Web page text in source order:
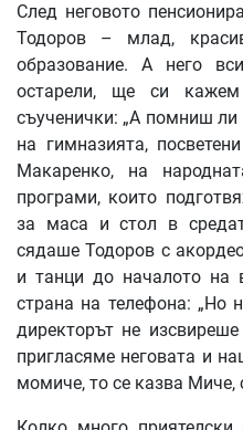
След неговото
Тодоров – млад,
образование. А него
остарели, ще си
съученички: „А помниш ли
на гимназията,
Макаренко, на
програми, които
за маса и стол в
сядаше Тодоров с
и танци до началото на
страна на телефона: „Но
директорът не
пригласяме неговата и
момиче, то се казва Миче,